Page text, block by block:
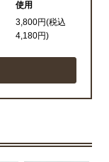
使用
3,800円(税込
4,180円)